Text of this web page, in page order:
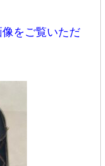
をご覧いただ